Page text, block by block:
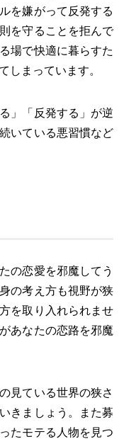
を嫌がって反発する
を守ることを拒んで
場で快適に暮らすた
しまっています。
」「反発する」が逆
いている悪習慣など
の恋愛を邪魔してう
の考え方も視野が狭
を取り入れられませ
あなたの恋路を邪魔
見ている世界の狭さ
きましょう。また募
たモテる人物を見つ